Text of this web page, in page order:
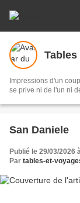
Impressions d'un
se prive ni de l'un ni
San Daniele
Publié le 29/03/2026
Par tables-et-